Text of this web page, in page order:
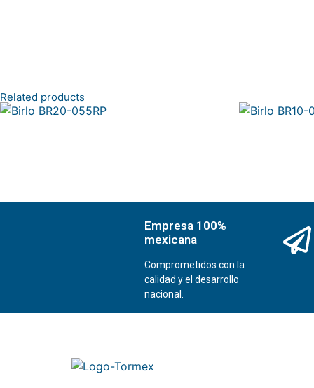
Related products
Empresa 100%
mexicana
Comprometidos con la
calidad y el desarrollo
nacional.